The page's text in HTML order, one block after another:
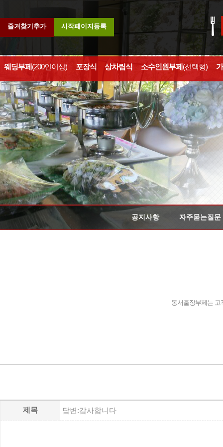
즐겨찾기추가 시작페이지등록
웨딩부페(200인이상) 포장식 상차림식 소수인원부페(선택형)
공지사항 자주묻는질문
동서출장부페는 고
제목 답변:감사합니다